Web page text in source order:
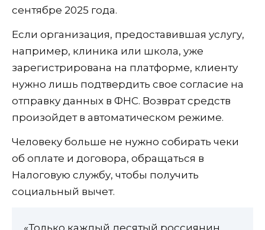
сентябре 2025 года.
Если организация, предоставившая услугу,
например, клиника или школа, уже
зарегистрирована на платформе, клиенту
нужно лишь подтвердить свое согласие на
отправку данных в ФНС. Возврат средств
произойдет в автоматическом режиме.
Человеку больше не нужно собирать чеки
об оплате и договора, обращаться в
Налоговую службу, чтобы получить
социальный вычет.
«Только каждый десятый россиянин